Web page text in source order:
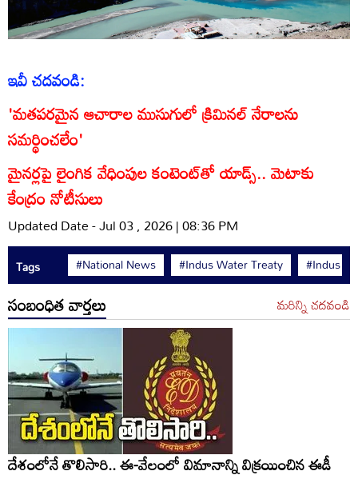
ఇవీ చదవండి:
'మతపరమైన ఆచారాల ముసుగులో క్రిమినల్ నేరాలను
సమర్థించలేం'
మైనర్లపై లైంగిక వేధింపుల కంటెంట్‌తో యాడ్స్.. మెటాకు
కేంద్రం నోటీసులు
Updated Date - Jul 03 , 2026 | 08:36 PM
Tags #National News #Indus Water Treaty #Indus
సంబంధిత వార్తలు మరిన్ని చదవండి
దేశంలోనే తొలిసారి.. ఈ-వేలంలో విమానాన్ని విక్రయించిన ఈడీ